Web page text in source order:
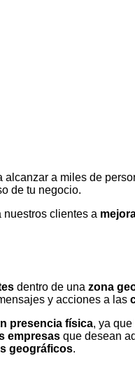
a miles de
de tu negocio.
nuestros clientes a
dentro de una zona
y acciones a las
presencia física, ya
empresas que desean
geográficos.